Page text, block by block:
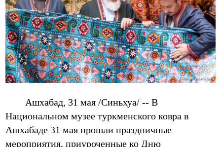
Ашхабад, 31 мая /Синьхуа/ -- В
Национальном музее туркменского ковра в
Ашхабаде 31 мая прошли праздничные
мероприятия, приуроченные ко Дню